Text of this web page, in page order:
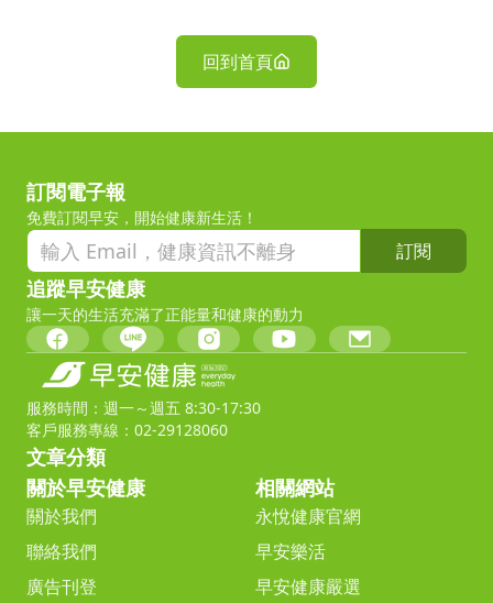
回到首頁
訂閱電子報
免費訂閱早安，開始健康新生活！
訂閱
追蹤早安健康
讓一天的生活充滿了正能量和健康的動力
服務時間：週一～週五 8:30-17:30
客戶服務專線：02-29128060
文章分類
關於早安健康
關於我們
聯絡我們
廣告刊登
相關網站
永悅健康官網
早安樂活
早安健康嚴選